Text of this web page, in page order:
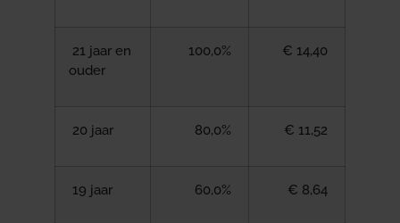
21 jaar en
ouder
100,0% € 14,40
20 jaar 80,0% € 11,52
19 jaar 60,0% € 8,64